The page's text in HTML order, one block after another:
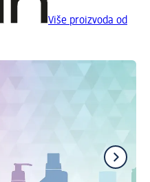
Više proizvoda od